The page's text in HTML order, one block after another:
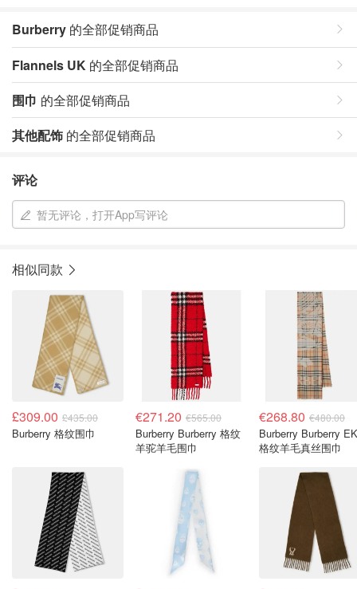
Burberry 的全部促销商品
Flannels UK 的全部促销商品
围巾 的全部促销商品
其他配饰 的全部促销商品
评论
暂无评论，打开App写评论
相似同款
£309.00 £435.00
Burberry 格纹围巾
€271.20 €565.00
Burberry Burberry 格纹
羊驼羊毛围巾
€268.80 €480.00
Burberry Burberry
格纹羊毛真丝围巾